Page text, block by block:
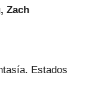
Zach
Estados